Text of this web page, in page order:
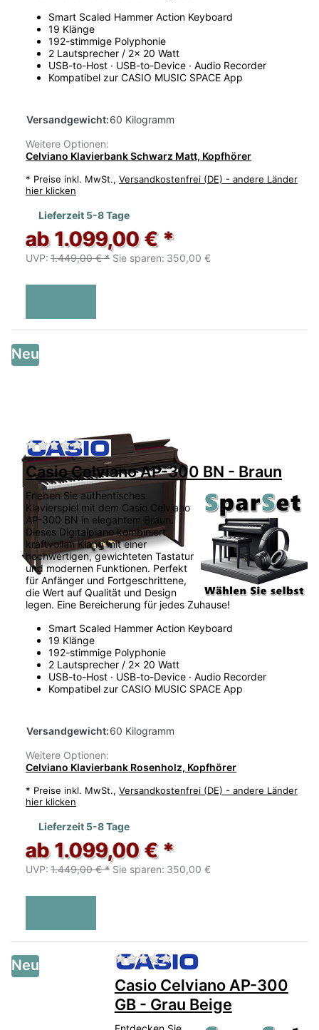
Smart Scaled Hammer Action Keyboard
19 Klänge
192-stimmige Polyphonie
2 Lautsprecher / 2x 20 Watt
USB-to-Host · USB-to-Device · Audio Recorder
Kompatibel zur CASIO MUSIC SPACE App
Versandgewicht:60 Kilogramm
Weitere Optionen:
Celviano Klavierbank Schwarz Matt, Kopfhörer
* Preise inkl. MwSt., Versandkostenfrei (DE) - andere Länder
hier klicken
Lieferzeit 5-8 Tage
ab 1.099,00 € *
UVP: 1.449,00 € * Sie sparen: 350,00 €
Neu
Zu diesem Produkt liegen noch keine
Casio Celviano AP-300 BN - Braun
Erleben Sie authentisches
Klavierspiel mit dem Casio Celviano
AP-300 BN in elegantem Braun.
Dieses Digitalpiano kombiniert
kraftvollen Klang mit einer
hochwertigen, gewichteten Tastatur
und modernen Funktionen. Perfekt
für Anfänger und Fortgeschrittene,
die Wert auf Qualität und Design
legen. Eine Bereicherung für jedes Zuhause!
Smart Scaled Hammer Action Keyboard
19 Klänge
192-stimmige Polyphonie
2 Lautsprecher / 2x 20 Watt
USB-to-Host · USB-to-Device · Audio Recorder
Kompatibel zur CASIO MUSIC SPACE App
Versandgewicht:60 Kilogramm
Weitere Optionen:
Celviano Klavierbank Rosenholz, Kopfhörer
* Preise inkl. MwSt., Versandkostenfrei (DE) - andere Länder
hier klicken
Lieferzeit 5-8 Tage
ab 1.099,00 € *
UVP: 1.449,00 € * Sie sparen: 350,00 €
Neu Zu diesem Produkt liegen
Casio Celviano AP-300
GB - Grau Beige